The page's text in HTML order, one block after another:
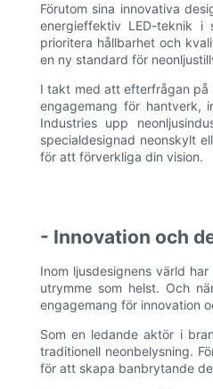
Förutom sina innovativa
energieffektiv LED-teknik i
prioritera hållbarhet och
en ny standard för
I takt med att efterfrågan på
engagemang för hantverk,
Industries upp
specialdesignad neonskylt
för att förverkliga din vision.
- Innovation och
Inom ljusdesignens värld
utrymme som helst. Och
engagemang för innovation
Som en ledande aktör i
traditionell neonbelysning.
för att skapa banbrytande